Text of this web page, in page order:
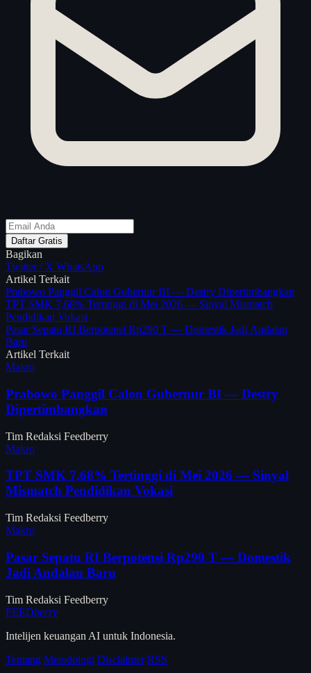
Daftar Gratis
Bagikan
Twitter / X WhatsApp
Artikel Terkait
Prabowo Panggil Calon Gubernur BI — Destry Dipertimbangkan
TPT SMK 7,68% Tertinggi di Mei 2026 — Sinyal Mismatch
Pendidikan Vokasi
Pasar Sepatu RI Berpotensi Rp290 T — Domestik Jadi Andalan
Baru
Artikel Terkait
Makro
Prabowo Panggil Calon Gubernur BI — Destry
Dipertimbangkan
Tim Redaksi Feedberry
Makro
TPT SMK 7,68% Tertinggi di Mei 2026 — Sinyal
Mismatch Pendidikan Vokasi
Tim Redaksi Feedberry
Makro
Pasar Sepatu RI Berpotensi Rp290 T — Domestik
Jadi Andalan Baru
Tim Redaksi Feedberry
FEEDberry
Intelijen keuangan AI untuk Indonesia.
Tentang Metodologi Disclaimer RSS